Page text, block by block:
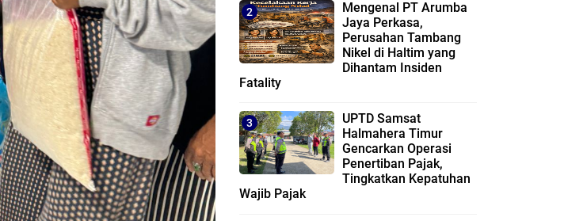
Mengenal PT Arumba
Jaya Perkasa,
Perusahan Tambang
Nikel di Haltim yang
Dihantam Insiden
Fatality
UPTD Samsat
Halmahera Timur
Gencarkan Operasi
Penertiban Pajak,
Tingkatkan Kepatuhan
Wajib Pajak